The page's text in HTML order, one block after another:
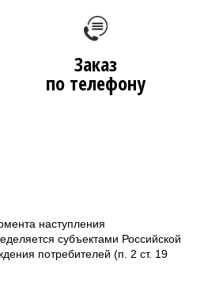
Заказ
по телефону
наступления
субъектами Российской
потребителей (п. 2 ст. 19